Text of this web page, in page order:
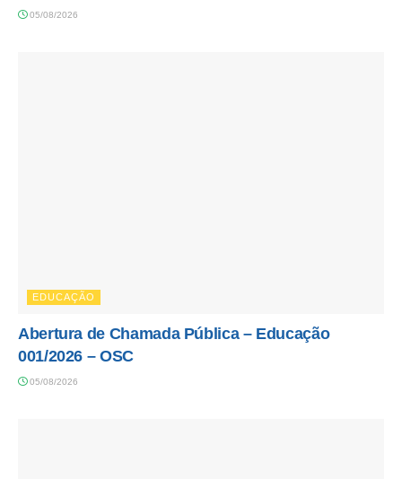
05/08/2026
EDUCAÇÃO
Abertura de Chamada Pública – Educação
001/2026 – OSC
05/08/2026